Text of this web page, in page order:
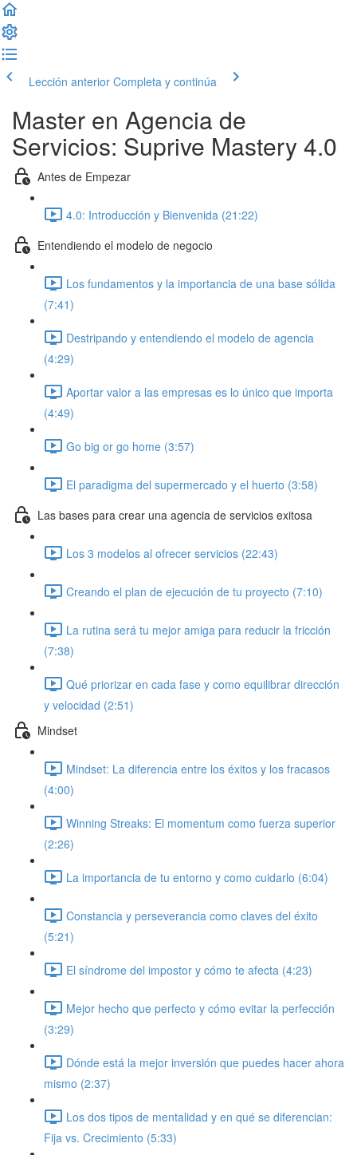
Lección anterior Completa y continúa
Master en Agencia de
Servicios: Suprive Mastery 4.0
Antes de Empezar
4.0: Introducción y Bienvenida (21:22)
Entendiendo el modelo de negocio
Los fundamentos y la importancia de una base sólida
(7:41)
Destripando y entendiendo el modelo de agencia
(4:29)
Aportar valor a las empresas es lo único que importa
(4:49)
Go big or go home (3:57)
El paradigma del supermercado y el huerto (3:58)
Las bases para crear una agencia de servicios exitosa
Los 3 modelos al ofrecer servicios (22:43)
Creando el plan de ejecución de tu proyecto (7:10)
La rutina será tu mejor amiga para reducir la fricción
(7:38)
Qué priorizar en cada fase y como equilibrar dirección
y velocidad (2:51)
Mindset
Mindset: La diferencia entre los éxitos y los fracasos
(4:00)
Winning Streaks: El momentum como fuerza superior
(2:26)
La importancia de tu entorno y como cuidarlo (6:04)
Constancia y perseverancia como claves del éxito
(5:21)
El síndrome del impostor y cómo te afecta (4:23)
Mejor hecho que perfecto y cómo evitar la perfección
(3:29)
Dónde está la mejor inversión que puedes hacer ahora
mismo (2:37)
Los dos tipos de mentalidad y en qué se diferencian:
Fija vs. Crecimiento (5:33)